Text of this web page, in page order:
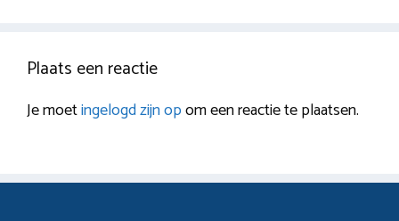
Plaats een reactie
Je moetingelogd zijn opom een reactie te plaatsen.